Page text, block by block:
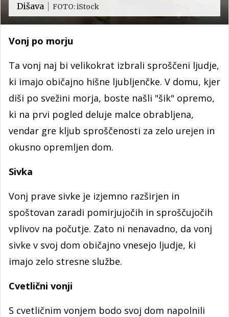
Dišava FOTO: iStock
Vonj po morju
Ta vonj naj bi velikokrat izbrali sproščeni ljudje,
ki imajo običajno hišne ljubljenčke. V domu, kjer
diši po svežini morja, boste našli "šik" opremo,
ki na prvi pogled deluje malce obrabljena,
vendar gre kljub sproščenosti za zelo urejen in
okusno opremljen dom.
Sivka
Vonj prave sivke je izjemno razširjen in
spoštovan zaradi pomirjujočih in sproščujočih
vplivov na počutje. Zato ni nenavadno, da vonj
sivke v svoj dom običajno vnesejo ljudje, ki
imajo zelo stresne službe.
Cvetlični vonji
S cvetličnim vonjem bodo svoj dom napolnili